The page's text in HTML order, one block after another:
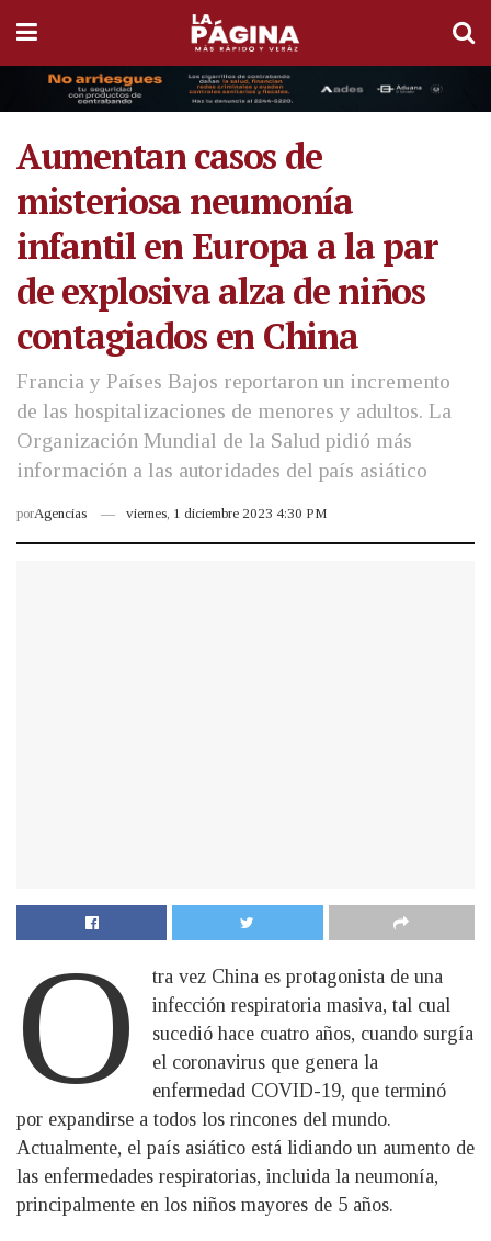
Aumentan casos de
misteriosa neumonía
infantil en Europa a la par
de explosiva alza de niños
contagiados en China
Francia y Países Bajos reportaron un incremento
de las hospitalizaciones de menores y adultos. La
Organización Mundial de la Salud pidió más
información a las autoridades del país asiático
porAgencias viernes, 1 diciembre 2023 4:30 PM
O
tra vez China es protagonista de una
infección respiratoria masiva, tal cual
sucedió hace cuatro años, cuando surgía
el coronavirus que genera la
enfermedad COVID-19, que terminó
por expandirse a todos los rincones del mundo.
Actualmente, el país asiático está lidiando un aumento de
las enfermedades respiratorias, incluida la neumonía,
principalmente en los niños mayores de 5 años.